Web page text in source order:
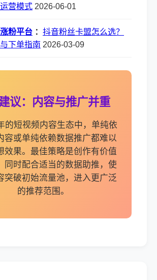
营模式 2026-06-01
粉平台 ： 抖音粉丝卡盟怎么选？
下单指南 2026-03-09
议：内容与推广并重
的短视频内容生态中，单纯依
容或单纯依赖数据推广都难以
效果。最佳策略是创作有价值
同时配合适当的数据助推，使
突破初始流量池，进入更广泛
的推荐范围。